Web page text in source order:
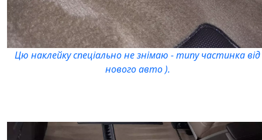
Цю наклейку спеціально не знімаю - типу частинка від
нового авто ).